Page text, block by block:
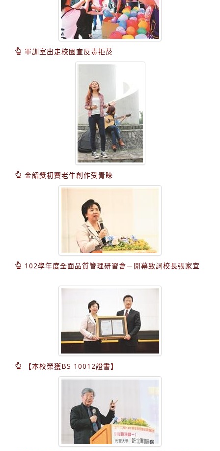
軍訓室出走校園宣反毒拒菸
金韶獎初賽老牛創作受青睞
102學年度全面品質管理研習會－開幕致詞校長張家宜
【本校榮獲BS 10012證書】